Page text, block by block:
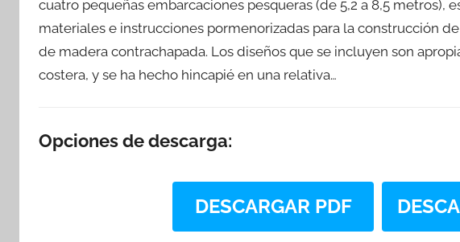
cuatro pequeñas embarcaciones pesqueras (de 5,2 a 8,5 metros),
materiales e instrucciones pormenorizadas para la construcción
de madera contrachapada. Los diseños que se incluyen son
costera, y se ha hecho hincapié en una relativa…
Opciones de descarga:
DESCARGAR PDF